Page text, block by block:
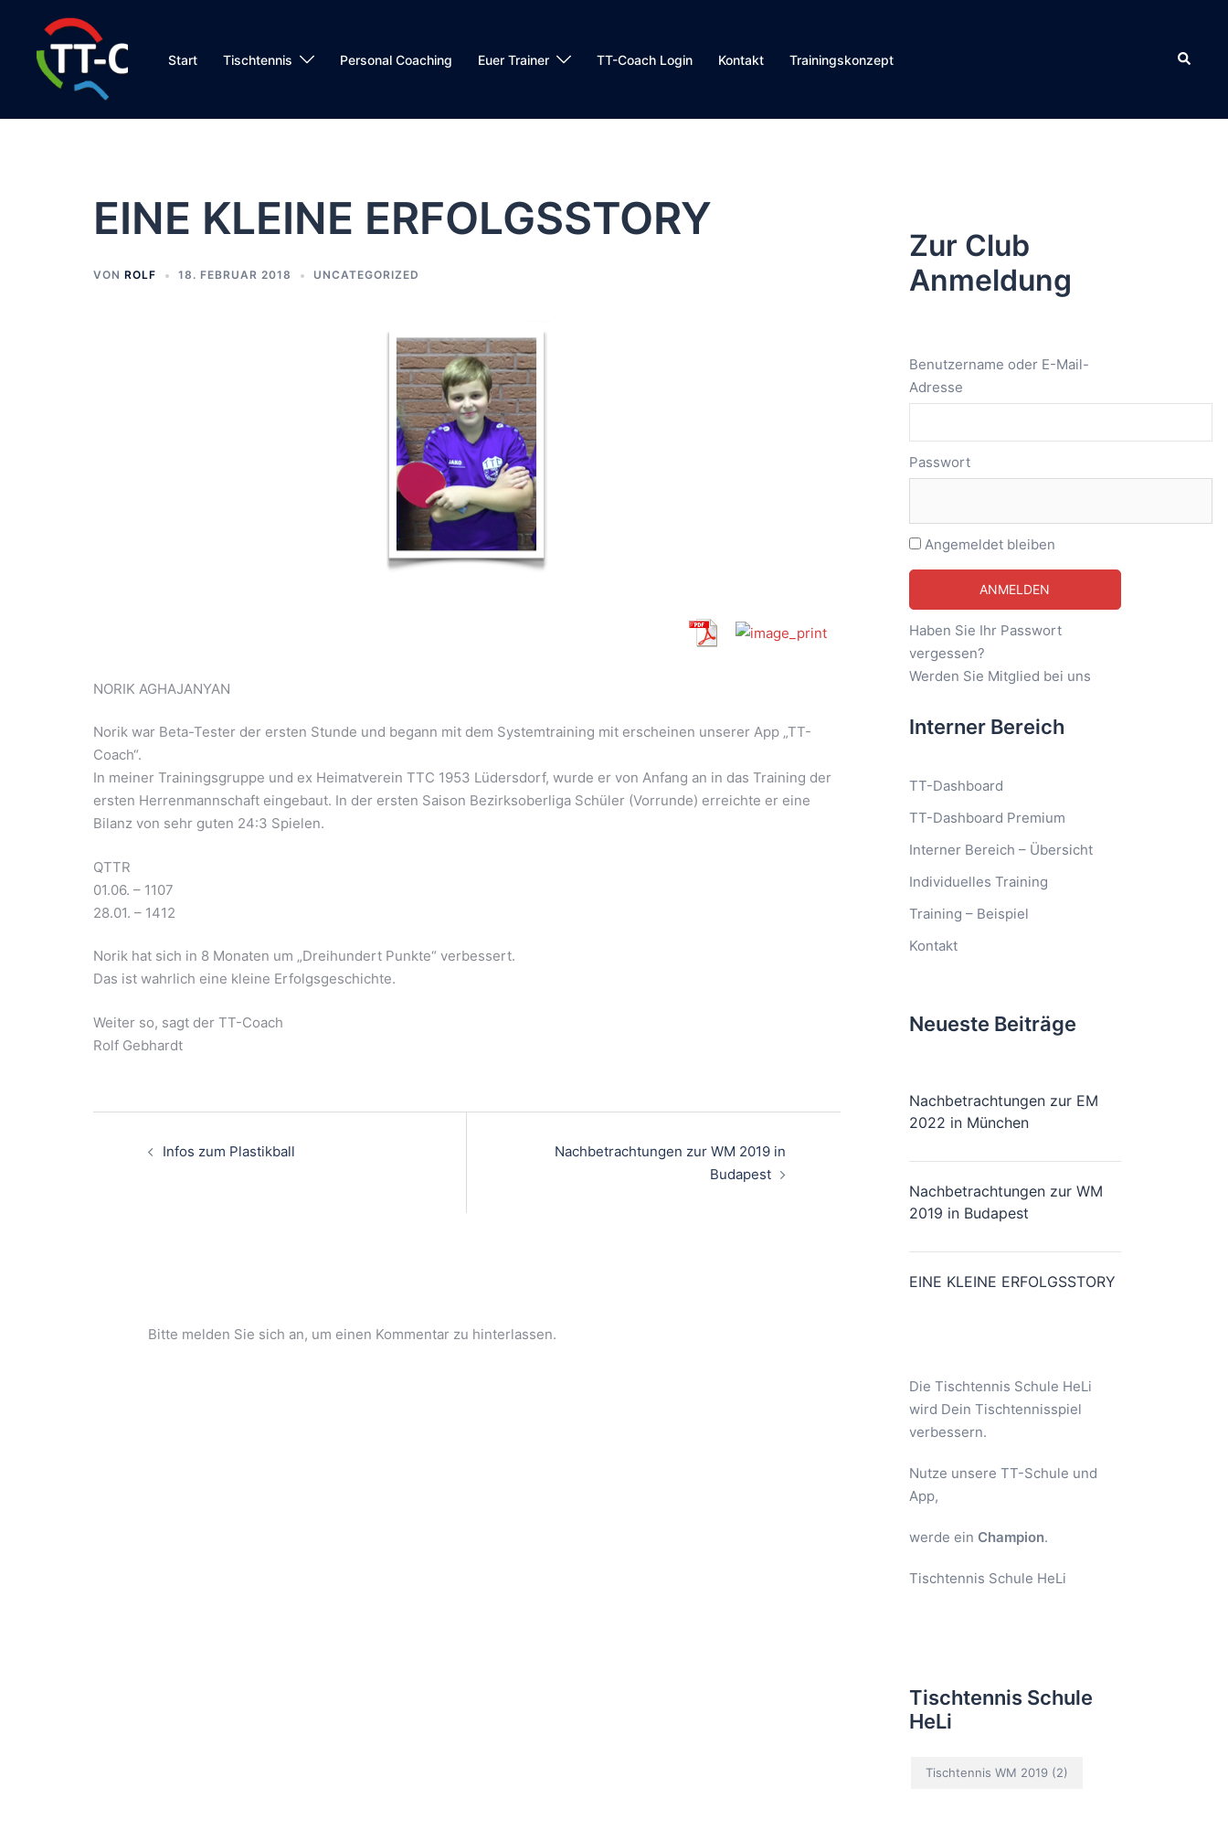
springen
Start Tischtennis Personal Coaching Euer Trainer TT-Coach Login Kontakt Trainingskonzept Suche
EINE KLEINE ERFOLGSSTORY
VON ROLF 18. FEBRUAR 2018 UNCATEGORIZED
NORIK AGHAJANYAN
Norik war Beta-Tester der ersten Stunde und begann mit dem Systemtraining mit erscheinen unserer App „TT-
Coach“.
In meiner Trainingsgruppe und ex Heimatverein TTC 1953 Lüdersdorf, wurde er von Anfang an in das Training der
ersten Herrenmannschaft eingebaut. In der ersten Saison Bezirksoberliga Schüler (Vorrunde) erreichte er eine
Bilanz von sehr guten 24:3 Spielen.
QTTR
01.06. – 1107
28.01. – 1412
Norik hat sich in 8 Monaten um „Dreihundert Punkte“ verbessert.
Das ist wahrlich eine kleine Erfolgsgeschichte.
Weiter so, sagt der TT-Coach
Rolf Gebhardt
NavigationInfos zum Plastikball
Nachbetrachtungen zur WM 2019 in
Budapest
Bitte melden Sie sich an, um einen Kommentar zu hinterlassen.
Zur Club
Anmeldung
Benutzername oder E-Mail-
Adresse
Passwort
Angemeldet bleiben
Haben Sie Ihr Passwort
vergessen?
Werden Sie Mitglied bei uns
Interner Bereich
TT-Dashboard
TT-Dashboard Premium
Interner Bereich – Übersicht
Individuelles Training
Training – Beispiel
Kontakt
Neueste Beiträge
Nachbetrachtungen zur EM
2022 in München
Nachbetrachtungen zur WM
2019 in Budapest
EINE KLEINE ERFOLGSSTORY
Die Tischtennis Schule HeLi
wird Dein Tischtennisspiel
verbessern.
Nutze unsere TT-Schule und
App,
werde ein Champion.
Tischtennis Schule HeLi
Tischtennis Schule
HeLi
Tischtennis WM 2019(2)